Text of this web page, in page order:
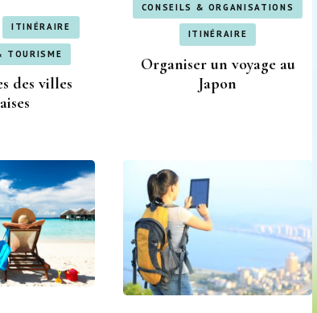
ITINÉRAIRE
TOURISME
des villes
CONSEILS & ORGANISATIONS
ITINÉRAIRE
Organiser un voyage au
Japon